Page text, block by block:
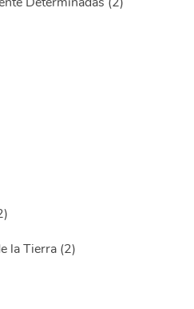
la Tierra (2)